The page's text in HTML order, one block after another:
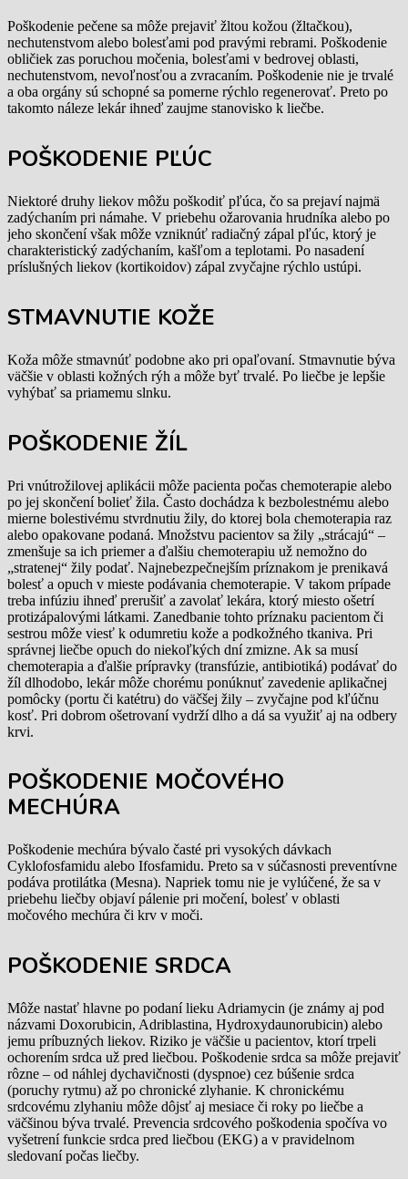
Poškodenie pečene sa môže prejaviť žltou kožou (žltačkou),
nechutenstvom alebo bolesťami pod pravými rebrami. Poškodenie
obličiek zas poruchou močenia, bolesťami v bedrovej oblasti,
nechutenstvom, nevoľnosťou a zvracaním. Poškodenie nie je trvalé
a oba orgány sú schopné sa pomerne rýchlo regenerovať. Preto po
takomto náleze lekár ihneď zaujme stanovisko k liečbe.
POŠKODENIE PĽÚC
Niektoré druhy liekov môžu poškodiť pľúca, čo sa prejaví najmä
zadýchaním pri námahe. V priebehu ožarovania hrudníka alebo po
jeho skončení však môže vzniknúť radiačný zápal pľúc, ktorý je
charakteristický zadýchaním, kašľom a teplotami. Po nasadení
príslušných liekov (kortikoidov) zápal zvyčajne rýchlo ustúpi.
STMAVNUTIE KOŽE
Koža môže stmavnúť podobne ako pri opaľovaní. Stmavnutie býva
väčšie v oblasti kožných rýh a môže byť trvalé. Po liečbe je lepšie
vyhýbať sa priamemu slnku.
POŠKODENIE ŽÍL
Pri vnútrožilovej aplikácii môže pacienta počas chemoterapie alebo
po jej skončení bolieť žila. Často dochádza k bezbolestnému alebo
mierne bolestivému stvrdnutiu žily, do ktorej bola chemoterapia raz
alebo opakovane podaná. Množstvu pacientov sa žily „strácajú“ –
zmenšuje sa ich priemer a ďalšiu chemoterapiu už nemožno do
„stratenej“ žily podať. Najnebezpečnejším príznakom je prenikavá
bolesť a opuch v mieste podávania chemoterapie. V takom prípade
treba infúziu ihneď prerušiť a zavolať lekára, ktorý miesto ošetrí
protizápalovými látkami. Zanedbanie tohto príznaku pacientom či
sestrou môže viesť k odumretiu kože a podkožného tkaniva. Pri
správnej liečbe opuch do niekoľkých dní zmizne. Ak sa musí
chemoterapia a ďalšie prípravky (transfúzie, antibiotiká) podávať do
žíl dlhodobo, lekár môže chorému ponúknuť zavedenie aplikačnej
pomôcky (portu či katétru) do väčšej žily – zvyčajne pod kľúčnu
kosť. Pri dobrom ošetrovaní vydrží dlho a dá sa využiť aj na odbery
krvi.
POŠKODENIE MOČOVÉHO
MECHÚRA
Poškodenie mechúra bývalo časté pri vysokých dávkach
Cyklofosfamidu alebo Ifosfamidu. Preto sa v súčasnosti preventívne
podáva protilátka (Mesna). Napriek tomu nie je vylúčené, že sa v
priebehu liečby objaví pálenie pri močení, bolesť v oblasti
močového mechúra či krv v moči.
POŠKODENIE SRDCA
Môže nastať hlavne po podaní lieku Adriamycin (je známy aj pod
názvami Doxorubicin, Adriblastina, Hydroxydaunorubicin) alebo
jemu príbuzných liekov. Riziko je väčšie u pacientov, ktorí trpeli
ochorením srdca už pred liečbou. Poškodenie srdca sa môže prejaviť
rôzne – od náhlej dychavičnosti (dyspnoe) cez búšenie srdca
(poruchy rytmu) až po chronické zlyhanie. K chronickému
srdcovému zlyhaniu môže dôjsť aj mesiace či roky po liečbe a
väčšinou býva trvalé. Prevencia srdcového poškodenia spočíva vo
vyšetrení funkcie srdca pred liečbou (EKG) a v pravidelnom
sledovaní počas liečby.